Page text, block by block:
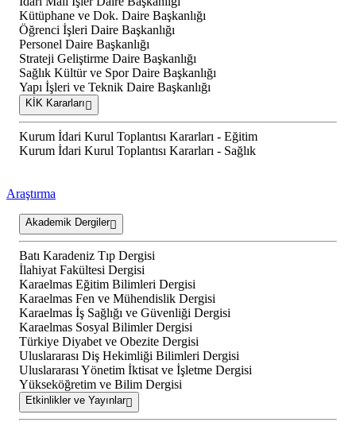
Kütüphane ve Dok. Daire Başkanlığı
Öğrenci İşleri Daire Başkanlığı
Personel Daire Başkanlığı
Strateji Geliştirme Daire Başkanlığı
Sağlık Kültür ve Spor Daire Başkanlığı
Yapı İşleri ve Teknik Daire Başkanlığı
KİK Kararları
Kurum İdari Kurul Toplantısı Kararları - Eğitim
Kurum İdari Kurul Toplantısı Kararları - Sağlık
Araştırma
Akademik Dergiler
Batı Karadeniz Tıp Dergisi
İlahiyat Fakültesi Dergisi
Karaelmas Eğitim Bilimleri Dergisi
Karaelmas Fen ve Mühendislik Dergisi
Karaelmas İş Sağlığı ve Güvenliği Dergisi
Karaelmas Sosyal Bilimler Dergisi
Türkiye Diyabet ve Obezite Dergisi
Uluslararası Diş Hekimliği Bilimleri Dergisi
Uluslararası Yönetim İktisat ve İşletme Dergisi
Yükseköğretim ve Bilim Dergisi
Etkinlikler ve Yayınlar